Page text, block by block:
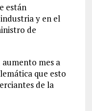
están
y en el
de
mes a
que esto
de la